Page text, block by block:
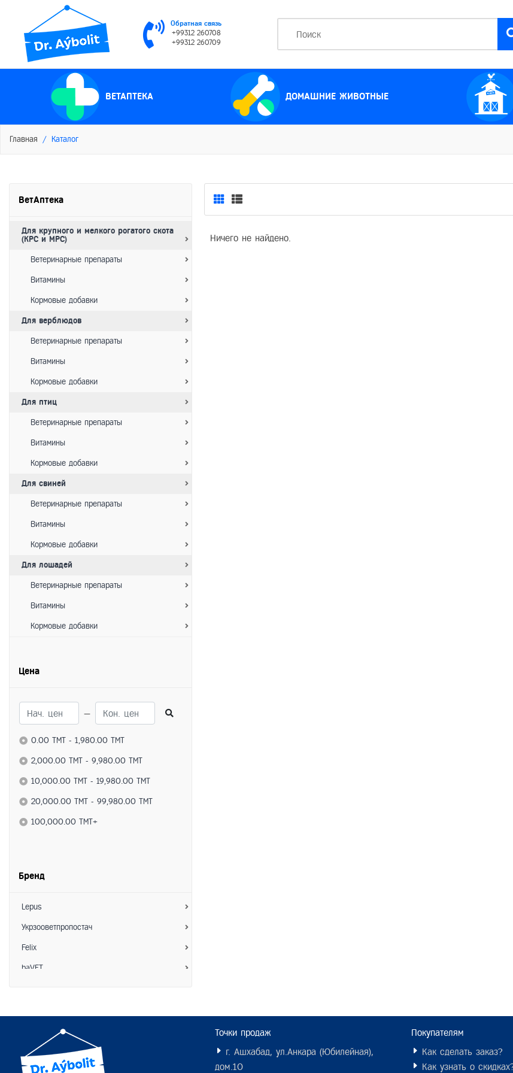
Обратная связь
+99312 260708
+99312 260709
ВЕТАПТЕКА ДОМАШНИЕ ЖИВОТНЫЕ
Главная Каталог
ВетАптека
Для крупного и мелкого рогатого скота
(КРС и МРС)
Ветеринарные препараты
Витамины
Кормовые добавки
Для верблюдов
Ветеринарные препараты
Витамины
Кормовые добавки
Для птиц
Ветеринарные препараты
Витамины
Кормовые добавки
Для свиней
Ветеринарные препараты
Витамины
Кормовые добавки
Для лошадей
Ветеринарные препараты
Витамины
Кормовые добавки
Ветеринарные препараты
Цена
—
0.00 TMT - 1,980.00 TMT
2,000.00 TMT - 9,980.00 TMT
10,000.00 TMT - 19,980.00 TMT
20,000.00 TMT - 99,980.00 TMT
100,000.00 TMT+
Бренд
Lepus
Укрзооветпропостач
Felix
baVET
Interchemie
Пижон
Ничего не найдено.
Точки продаж
г. Ашхабад, ул.Анкара (Юбилейная),
дом.10
Покупателям
Как сделать заказ?
Как узнать о